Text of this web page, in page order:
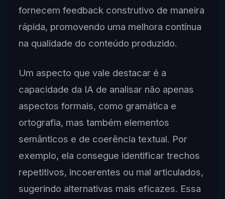
fornecem feedback construtivo de maneira
rápida, promovendo uma melhora contínua
na qualidade do conteúdo produzido.
Um aspecto que vale destacar é a
capacidade da IA de analisar não apenas
aspectos formais, como gramática e
ortografia, mas também elementos
semânticos e de coerência textual. Por
exemplo, ela consegue identificar trechos
repetitivos, incoerentes ou mal articulados,
sugerindo alternativas mais eficazes. Essa